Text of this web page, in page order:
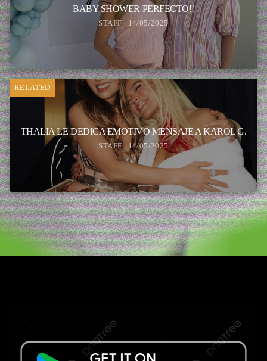
BABY SHOWER PERFECTO!!
STAFF | 14/05/2025
RELATED
THALIA LE DEDICA EMOTIVO MENSAJE A KAROL G.
STAFF | 14/05/2025